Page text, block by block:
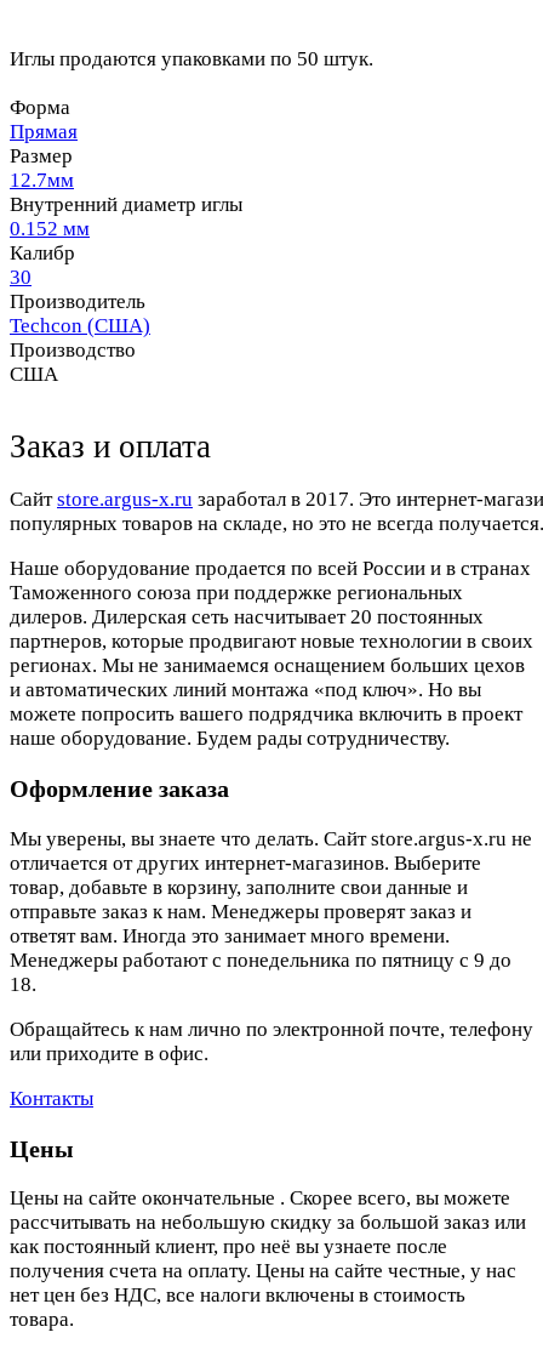
Иглы продаются упаковками по 50 штук.
Форма
Прямая
Размер
12.7мм
Внутренний диаметр иглы
0.152 мм
Калибр
30
Производитель
Techcon (США)
Производство
США
Заказ и оплата
Cайтstore.argus-x.ru заработал в 2017. Это интернет-
популярных товаров на складе, но это не всегда
Наше оборудование продается по всей России и в странах
Таможенного союза при поддержке региональных
дилеров. Дилерская сеть насчитывает 20 постоянных
партнеров, которые продвигают новые технологии в своих
регионах. Мы не занимаемся оснащением больших цехов
и автоматических линий монтажа «под ключ». Но вы
можете попросить вашего подрядчика включить в проект
наше оборудование. Будем рады сотрудничеству.
Оформление заказа
Мы уверены, вы знаете что делать. Сайт store.argus-x.ru не
отличается от других интернет-магазинов. Выберите
товар, добавьте в корзину, заполните свои данные и
отправьте заказ к нам. Менеджеры проверят заказ и
ответят вам. Иногда это занимает много времени.
Менеджеры работают с понедельника по пятницу с 9 до
18.
Обращайтесь к нам лично по электронной почте, телефону
или приходите в офис.
Контакты
Цены
Цены на сайте окончательные . Скорее всего, вы можете
рассчитывать на небольшую скидку за большой заказ или
как постоянный клиент, про неё вы узнаете после
получения счета на оплату. Цены на сайте честные, у нас
нет цен без НДС, все налоги включены в стоимость
товара.